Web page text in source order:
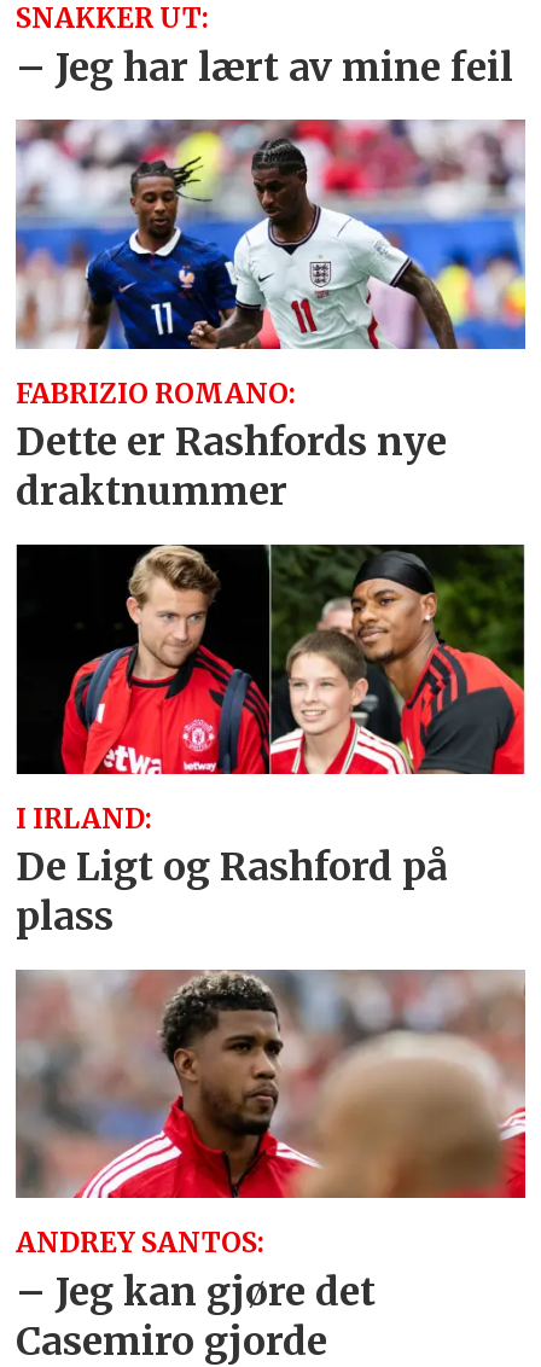
SNAKKER UT:
– Jeg har lært av mine feil
FABRIZIO ROMANO:
Dette er Rashfords nye
draktnummer
I IRLAND:
De Ligt og Rashford på
plass
ANDREY SANTOS:
– Jeg kan gjøre det
Casemiro gjorde